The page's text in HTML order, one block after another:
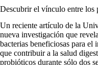
Descubrir el vínculo entre los
Un reciente artículo de la
nueva investigación que
bacterias beneficiosas para el
que contribuir a la salud
probióticos durante sólo dos